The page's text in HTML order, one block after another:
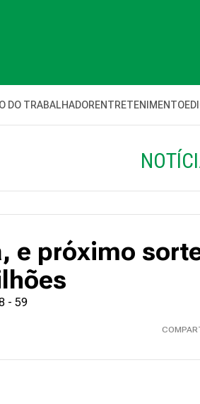
DO TRABALHADORENTRETENIMENTO
e próximo
- 59